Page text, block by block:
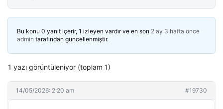
Bu konu 0 yanıt içerir, 1 izleyen vardır ve en son 2 ay 3 hafta önce
admin tarafından güncellenmiştir.
1 yazı görüntüleniyor (toplam 1)
14/05/2026: 2:20 am #19730